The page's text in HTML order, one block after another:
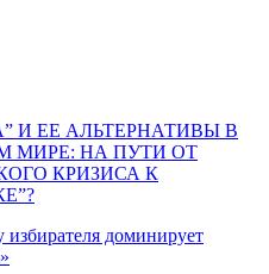
И ЕЕ АЛЬТЕРНАТИВЫ В
МИРЕ: НА ПУТИ ОТ
КРИЗИСА К
доминирует